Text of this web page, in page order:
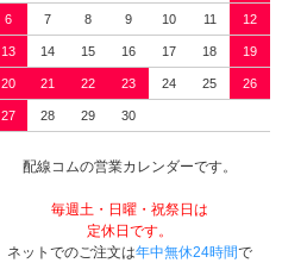
6 7 8 9 10 11 12
13 14 15 16 17 18 19
20 21 22 23 24 25 26
27 28 29 30
配線コムの営業カレンダーです。
毎週土・日曜・祝祭日は
定休日です。
ネットでのご注文は年中無休24時間で